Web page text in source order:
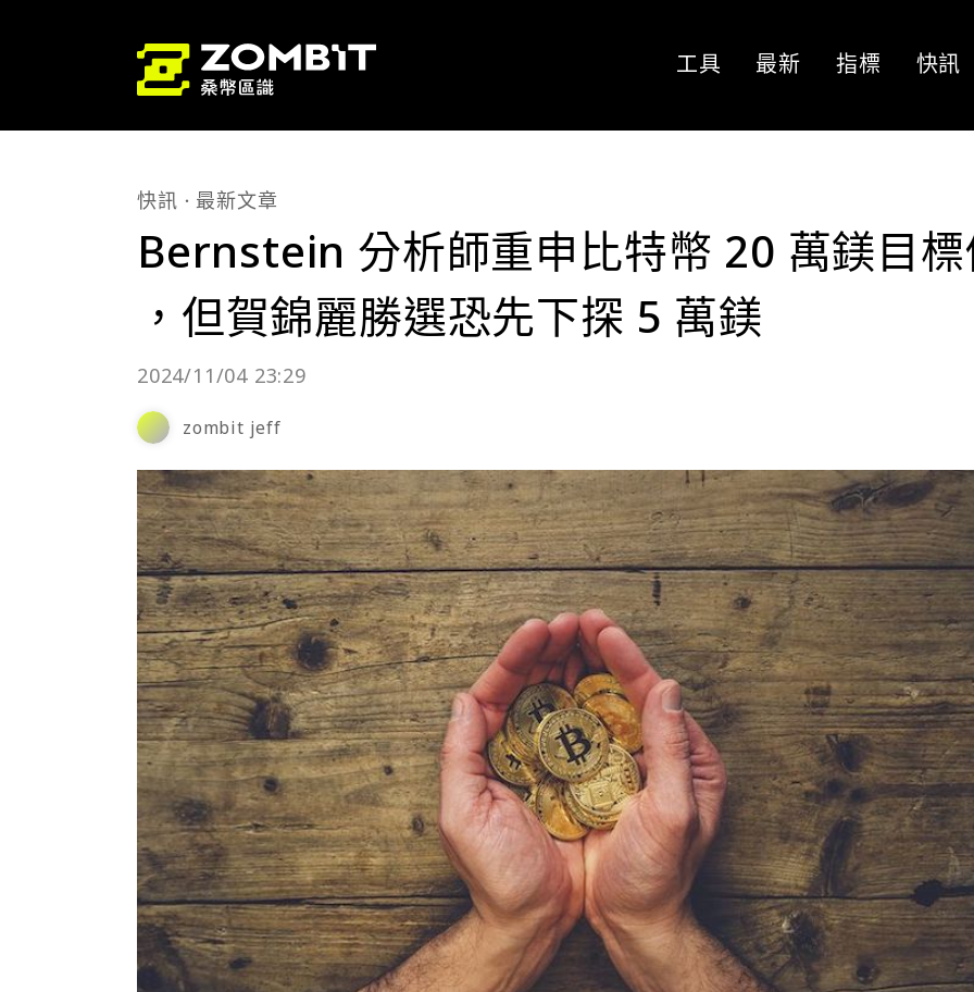
工具 最新 指標 快訊
快訊 最新文章
Bernstein 分析師重申比特幣 20 萬鎂目標
，但賀錦麗勝選恐先下探 5 萬鎂
2024/11/04 23:29
zombit jeff